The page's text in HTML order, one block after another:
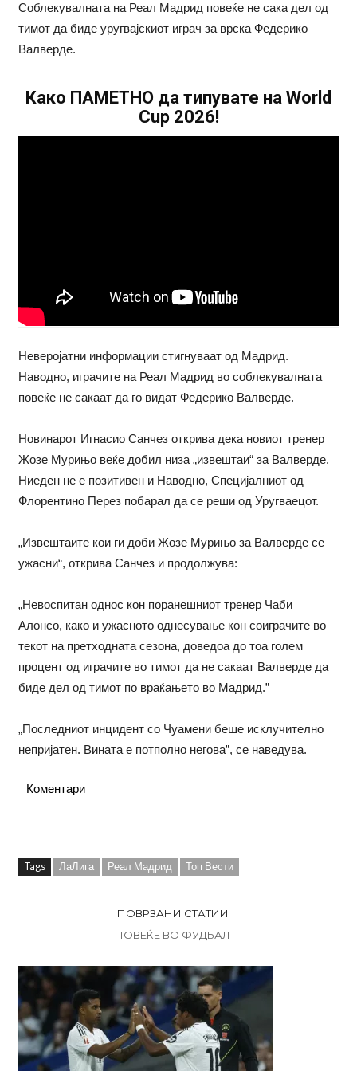
Соблекувалната на Реал Мадрид повеќе не сака дел од
тимот да биде уругвајскиот играч за врска Федерико
Валверде.
Како ПАМЕТНО да типувате на World
Cup 2026!
Неверојатни информации стигнуваат од Мадрид.
Наводно, играчите на Реал Мадрид во соблекувалната
повеќе не сакаат да го видат Федерико Валверде.
Новинарот Игнасио Санчез открива дека новиот тренер
Жозе Мурињо веќе добил низа „извештаи“ за Валверде.
Ниеден не е позитивен и Наводно, Специјалниот од
Флорентино Перез побарал да се реши од Уругваецот.
„Извештаите кои ги доби Жозе Мурињо за Валверде се
ужасни“, открива Санчез и продолжува:
„Невоспитан однос кон поранешниот тренер Чаби
Алонсо, како и ужасното однесување кон соиграчите во
текот на претходната сезона, доведоа до тоа голем
процент од играчите во тимот да не сакаат Валверде да
биде дел од тимот по враќањето во Мадрид.”
„Последниот инцидент со Чуамени беше исклучително
непријатен. Вината е потполно негова”, се наведува.
Коментари
Tags ЛаЛига Реал Мадрид Топ Вести
ПОВРЗАНИ СТАТИИ
ПОВЕЌЕ ВО ФУДБАЛ